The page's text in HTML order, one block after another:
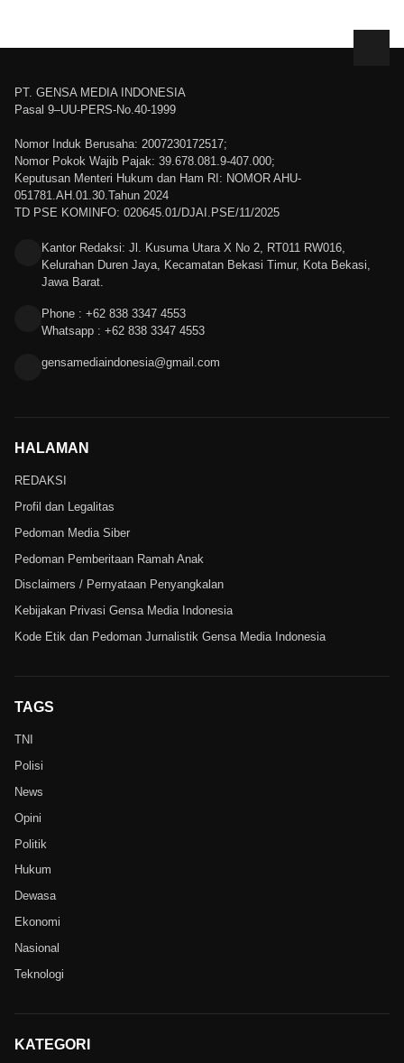
PT. GENSA MEDIA INDONESIA
Pasal 9–UU-PERS-No.40-1999
Nomor Induk Berusaha: 2007230172517;
Nomor Pokok Wajib Pajak: 39.678.081.9-407.000;
Keputusan Menteri Hukum dan Ham RI: NOMOR AHU-
051781.AH.01.30.Tahun 2024
TD PSE KOMINFO: 020645.01/DJAI.PSE/11/2025
Kantor Redaksi: Jl. Kusuma Utara X No 2, RT011 RW016,
Kelurahan Duren Jaya, Kecamatan Bekasi Timur, Kota Bekasi,
Jawa Barat.
Phone : +62 838 3347 4553
Whatsapp : +62 838 3347 4553
gensamediaindonesia@gmail.com
HALAMAN
REDAKSI
Profil dan Legalitas
Pedoman Media Siber
Pedoman Pemberitaan Ramah Anak
Disclaimers / Pernyataan Penyangkalan
Kebijakan Privasi Gensa Media Indonesia
Kode Etik dan Pedoman Jurnalistik Gensa Media Indonesia
TAGS
TNI
Polisi
News
Opini
Politik
Hukum
Dewasa
Ekonomi
Nasional
Teknologi
KATEGORI